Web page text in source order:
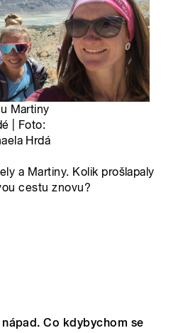
Martiny
| Foto:
Hrdá
a Martiny. Kolik prošlapaly
cestu znovu?
Co kdybychom se